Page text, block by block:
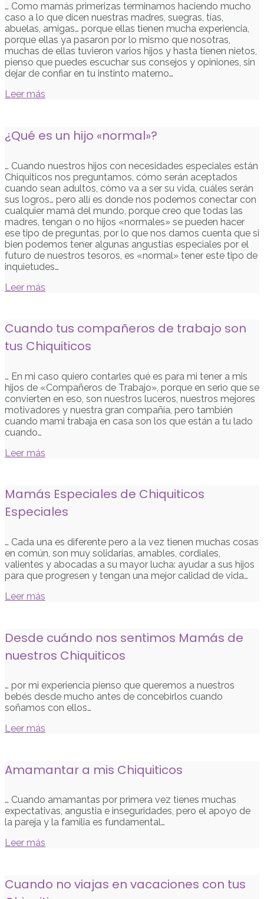
… Como mamás primerizas terminamos haciendo mucho
caso a lo que dicen nuestras madres, suegras, tías,
abuelas, amigas… porque ellas tienen mucha experiencia,
porque ellas ya pasaron por lo mismo que nosotras,
muchas de ellas tuvieron varios hijos y hasta tienen nietos,
pienso que puedes escuchar sus consejos y opiniones, sin
dejar de confiar en tu instinto materno…
Leer más
¿Qué es un hijo «normal»?
… Cuando nuestros hijos con necesidades especiales están
Chiquiticos nos preguntamos, cómo serán aceptados
cuando sean adultos, cómo va a ser su vida, cuáles serán
sus logros… pero allí es donde nos podemos conectar con
cualquier mamá del mundo, porque creo que todas las
madres, tengan o no hijos «normales» se pueden hacer
ese tipo de preguntas, por lo que nos damos cuenta que si
bien podemos tener algunas angustias especiales por el
futuro de nuestros tesoros, es «normal» tener este tipo de
inquietudes…
Leer más
Cuando tus compañeros de trabajo son
tus Chiquiticos
… En mi caso quiero contarles qué es para mi tener a mis
hijos de «Compañeros de Trabajo», porque en serio que se
convierten en eso, son nuestros luceros, nuestros mejores
motivadores y nuestra gran compañía, pero también
cuando mami trabaja en casa son los que están a tu lado
cuando…
Leer más
Mamás Especiales de Chiquiticos
Especiales
… Cada una es diferente pero a la vez tienen muchas cosas
en común, son muy solidarias, amables, cordiales,
valientes y abocadas a su mayor lucha: ayudar a sus hijos
para que progresen y tengan una mejor calidad de vida…
Leer más
Desde cuándo nos sentimos Mamás de
nuestros Chiquiticos
… por mi experiencia pienso que queremos a nuestros
bebés desde mucho antes de concebirlos cuando
soñamos con ellos…
Leer más
Amamantar a mis Chiquiticos
… Cuando amamantas por primera vez tienes muchas
expectativas, angustia e inseguridades, pero el apoyo de
la pareja y la familia es fundamental…
Leer más
Cuando no viajas en vacaciones con tus